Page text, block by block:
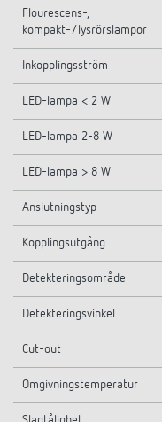
Flourescens-,
kompakt-/lysrörslampor
Inkopplingsström
LED-lampa < 2 W
LED-lampa 2-8 W
LED-lampa > 8 W
Anslutningstyp
Kopplingsutgång
Detekteringsområde
Detekteringsvinkel
Cut-out
Omgivningstemperatur